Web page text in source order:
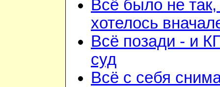
Всё было не так,
хотелось
Всё позади - и
суд
Всё с себя